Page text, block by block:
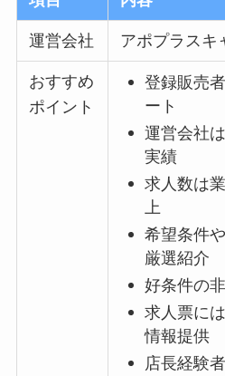
運営会社 アポプラスキ
おすすめ
ポイント
登録販売
ート
運営会社
実績
求人数は
上
希望条件
厳選紹介
好条件の
求人票に
情報提供
店長経験